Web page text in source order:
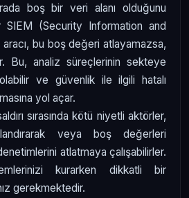
boş bir veri alanı olduğunu
(Security Information and
bu boş değeri atlayamazsa,
Bu, analiz süreçlerinin sekteye
ve güvenlik ile ilgili hatalı
yol açar.
sırasında kötü niyetli aktörler,
veya boş değerleri
atlatmaya çalışabilirler.
kurarken dikkatli bir
gerekmektedir.